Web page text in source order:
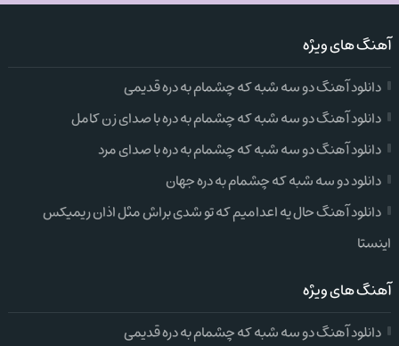
آهنگ های ویژه
دانلود آهنگ دو سه شبه که چشمام به دره قدیمی
دانلود آهنگ دو سه شبه که چشمام به دره با صدای زن کامل
دانلود آهنگ دو سه شبه که چشمام به دره با صدای مرد
دانلود دو سه شبه که چشمام به دره جهان
دانلود آهنگ حال یه اعدامیم که تو شدی براش مثل اذان ریمیکس
اینستا
آهنگ های ویژه
دانلود آهنگ دو سه شبه که چشمام به دره قدیمی